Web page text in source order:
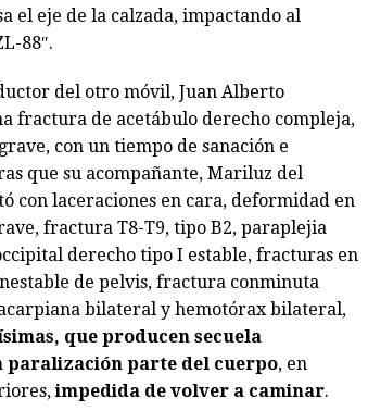
el eje de la calzada, impactando al
88″.
del otro móvil, Juan Alberto
fractura de acetábulo derecho compleja,
con un tiempo de sanación e
que su acompañante, Mariluz del
con laceraciones en cara, deformidad en
fractura T8-T9, tipo B2, paraplejia
derecho tipo I estable, fracturas en
de pelvis, fractura conminuta
bilateral y hemotórax bilateral,
que producen secuela
parte del cuerpo, en
impedida de volver a caminar.